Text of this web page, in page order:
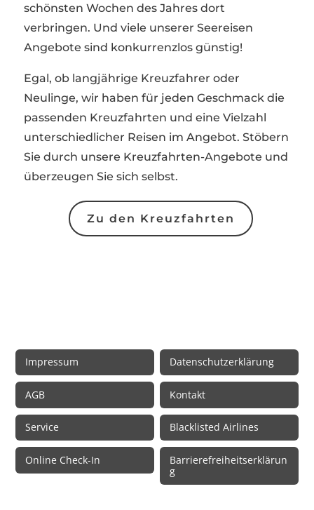
schönsten Wochen des Jahres dort
verbringen. Und viele unserer Seereisen
Angebote sind konkurrenzlos günstig!
Egal, ob langjährige Kreuzfahrer oder
Neulinge, wir haben für jeden Geschmack die
passenden Kreuzfahrten und eine Vielzahl
unterschiedlicher Reisen im Angebot. Stöbern
Sie durch unsere Kreuzfahrten-Angebote und
überzeugen Sie sich selbst.
Zu den Kreuzfahrten
Impressum Datenschutzerklärung
AGB Kontakt
Service Blacklisted Airlines
Online Check-In
Barrierefreiheitserklärun
g